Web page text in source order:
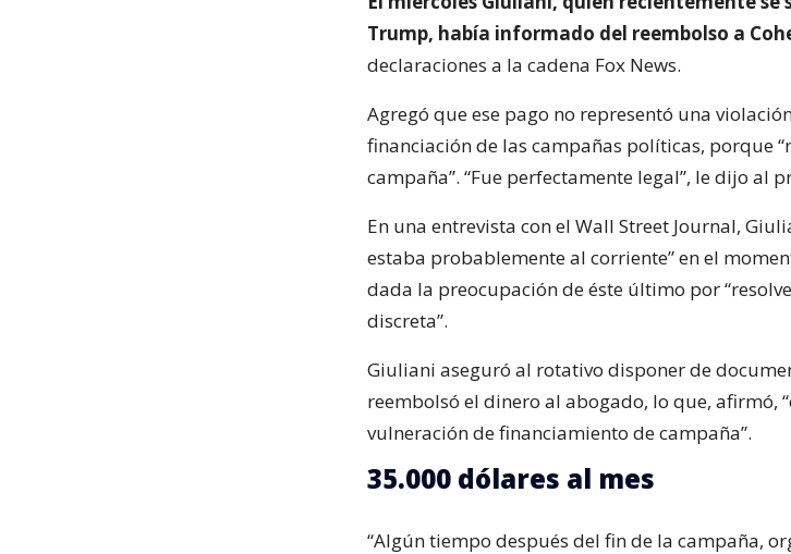
Trump, había informado del reembolso a
declaraciones a la cadena Fox News.
Agregó que ese pago no representó una
financiación de las campañas políticas, porque
campaña”. “Fue perfectamente legal”, le dijo al
En una entrevista con el Wall Street Journal,
estaba probablemente al corriente” en el
dada la preocupación de éste último por
discreta”.
Giuliani aseguró al rotativo disponer de
reembolsó el dinero al abogado, lo que, afirmó,
vulneración de financiamiento de campaña”.
35.000 dólares al mes
“Algún tiempo después del fin de la campaña,